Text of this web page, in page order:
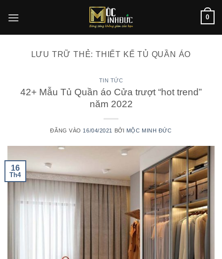
qua
0
LƯU TRỮ THẺ:THIẾT KẾ TỦ QUẦN ÁO
TIN TỨC
42+ Mẫu Tủ Quần áo Cửa trượt “hot trend”
năm 2022
ĐĂNG VÀO 16/04/2021 BỞI MỘC MINH ĐỨC
16
Th4